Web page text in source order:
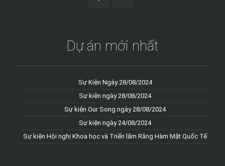
Dự án mới nhất
Sự Kiện Ngày 28/08/2024
Sự kiện ngày 28/08/2024
Sự kiện Our Song ngày 28/08/2024
Sự kiện ngày 24/08/2024
Sự kiện Hội nghị Khoa học và Triển lãm Răng Hàm Mặt Quốc Tế